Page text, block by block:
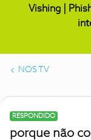
Vishing |
NOS TV
RESPONDIDO
porque não